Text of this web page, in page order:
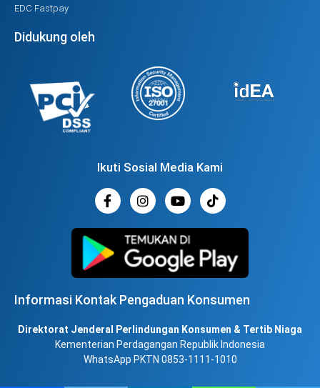
EDC Fastpay
Didukung oleh
Ikuti Sosial Media Kami
Informasi Kontak Pengaduan Konsumen
Direktorat Jenderal Perlindungan Konsumen & Tertib Niaga
Kementerian Perdagangan Republik Indonesia
WhatsApp PKTN 0853-1111-1010